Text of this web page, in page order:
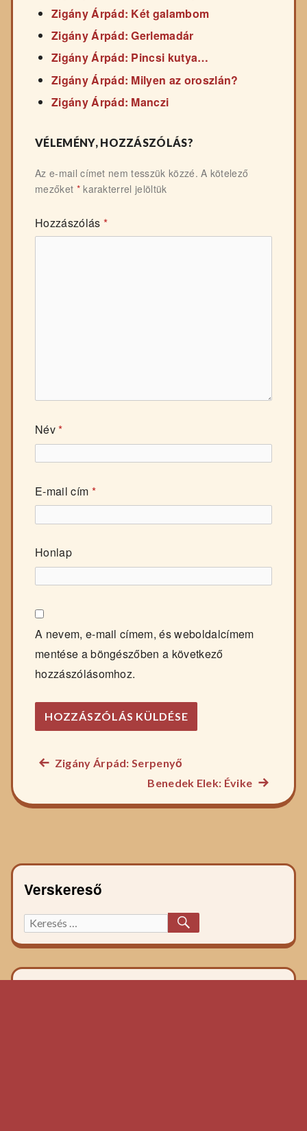
Zigány Árpád: Két galambom
Zigány Árpád: Gerlemadár
Zigány Árpád: Pincsi kutya…
Zigány Árpád: Milyen az oroszlán?
Zigány Árpád: Manczi
VÉLEMÉNY, HOZZÁSZÓLÁS?
Az e-mail címet nem tesszük közzé. A kötelező
mezőket *karakterrel jelöltük
Hozzászólás *
Név*
E-mail cím *
Honlap
A nevem, e-mail címem, és weboldalcímem
mentése a böngészőben a következő
hozzászólásomhoz.
Bejegyzés
navigáció
Előző
recept:
Zigány Árpád: Serpenyő
Benedek Elek: Évike
főzelék
Verskereső
Keresett
főzelék